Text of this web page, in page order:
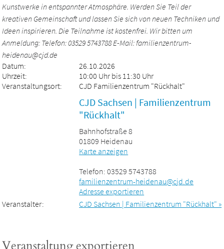
Kunstwerke in entspannter Atmosphäre. Werden Sie Teil der
kreativen Gemeinschaft und lassen Sie sich von neuen Techniken und
Ideen inspirieren. Die Teilnahme ist kostenfrei. Wir bitten um
Anmeldung: Telefon: 03529 5743788 E-Mail: familienzentrum-
heidenau@cjd.de
Datum:
26.10.2026
Uhrzeit:
10:00 Uhr bis 11:30 Uhr
Veranstaltungsort:
CJD Familienzentrum "Rückhalt"
CJD Sachsen | Familienzentrum
"Rückhalt"
Bahnhofstraße 8
01809 Heidenau
Karte anzeigen
Telefon: 03529 5743788
familienzentrum-heidenau@cjd.de
Adresse exportieren
Veranstalter:
CJD Sachsen | Familienzentrum "Rückhalt" »